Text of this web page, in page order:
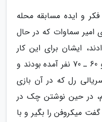
و ایده مسابقه محله
امیر سماوات که در حال
ایشان برای این کار
تست مجری گری گذاشته بودند و 60 ـ 70 نفر آمده بودند و
رل که در آن بازی
در حین نوشتن چک در
میکروفن را بگیر و با